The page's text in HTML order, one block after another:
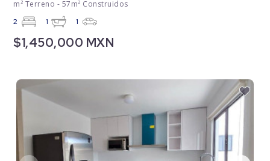
m² Terreno - 57m² Construidos
2 1 1
$1,450,000 MXN